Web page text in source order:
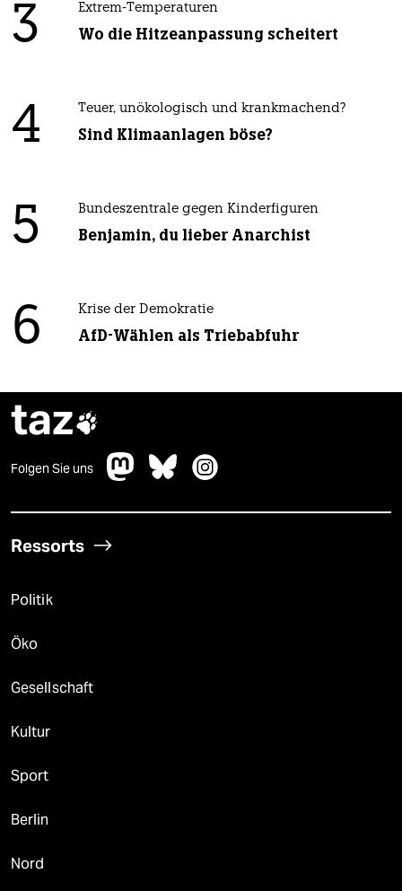
3 Extrem-Temperaturen
Wo die Hitzeanpassung scheitert
4 Teuer, unökologisch und krankmachend?
Sind Klimaanlagen böse?
5 Bundeszentrale gegen Kinderfiguren
Benjamin, du lieber Anarchist
6 Krise der Demokratie
AfD-Wählen als Triebabfuhr
taz
Folgen Sie uns
Ressorts
Politik
Öko
Gesellschaft
Kultur
Sport
Berlin
Nord